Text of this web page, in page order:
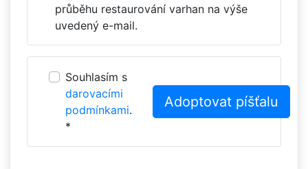
průběhu restaurování varhan na výše
uvedený e-mail.
Souhlasím s
darovacími
podmínkami.
*